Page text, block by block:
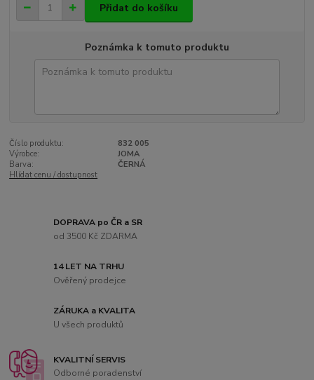
Přidat do košíku
Poznámka k tomuto produktu
Číslo produktu:
832 005
Výrobce:
JOMA
Barva:
ČERNÁ
Hlídat cenu / dostupnost
DOPRAVA po ČR a SR
od 3500 Kč ZDARMA
14 LET NA TRHU
Ověřený prodejce
ZÁRUKA a KVALITA
U všech produktů
KVALITNÍ SERVIS
Odborné poradenství